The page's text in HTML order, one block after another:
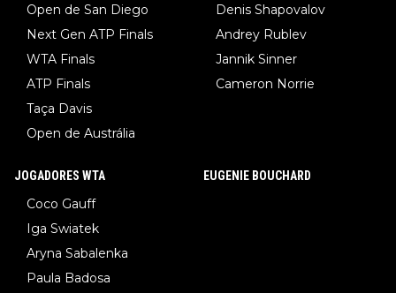
Open de San Diego
Next Gen ATP Finals
WTA Finals
ATP Finals
Taça Davis
Open de Austrália
Denis Shapovalov
Andrey Rublev
Jannik Sinner
Cameron Norrie
JOGADORES WTA
Coco Gauff
Iga Swiatek
Aryna Sabalenka
Paula Badosa
EUGENIE BOUCHARD